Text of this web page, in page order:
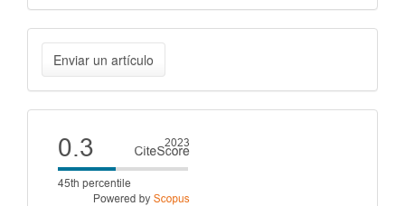
Enviar
un
artículo
Enviar un artículo
Cite
score